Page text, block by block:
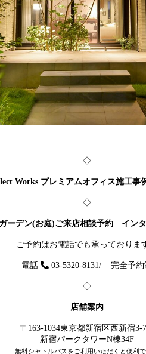
◇
Works プレミアムオフィス施工事
◇
ーデン(お庭)ご来店相談予約 インタ
ご予約はお電話でも承っておりま
電話 03-5320-8131/ 完全予約
◇
店舗案内
〒163-1034東京都新宿区西新宿3-
新宿パークタワーN棟34F
無料シャトルバスをご利用いただくと便利で